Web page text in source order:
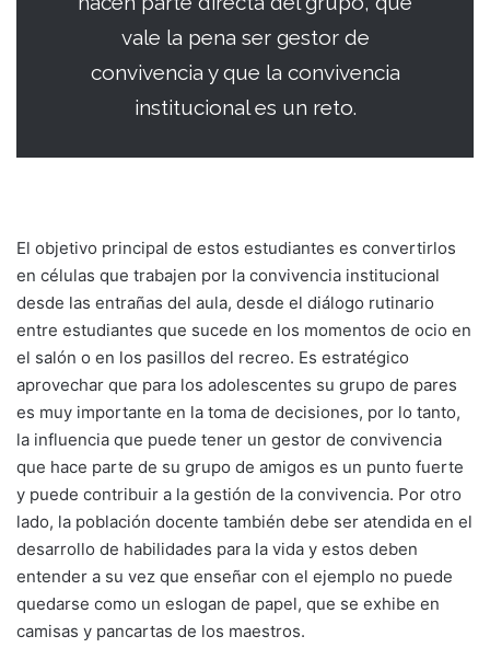
vale la pena ser gestor de
convivencia y que la convivencia
institucional es un reto.
El objetivo principal de estos estudiantes es convertirlos
en células que trabajen por la convivencia institucional
desde las entrañas del aula, desde el diálogo rutinario
entre estudiantes que sucede en los momentos de ocio en
el salón o en los pasillos del recreo. Es estratégico
aprovechar que para los adolescentes su grupo de pares
es muy importante en la toma de decisiones, por lo tanto,
la influencia que puede tener un gestor de convivencia
que hace parte de su grupo de amigos es un punto fuerte
y puede contribuir a la gestión de la convivencia. Por otro
lado, la población docente también debe ser atendida en el
desarrollo de habilidades para la vida y estos deben
entender a su vez que enseñar con el ejemplo no puede
quedarse como un eslogan de papel, que se exhibe en
camisas y pancartas de los maestros.